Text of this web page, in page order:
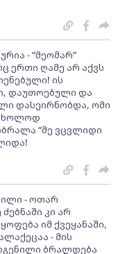
- “მეომარ”
ერთი ღამე არ აქვს
ის
დაუთოებული და
დასეირნობდა, ომი
მხოლოდ
“მე ვცვლიდი
- ოთარ
კი არ
იმ ქვეყანაში,
- მის
ბრალდება